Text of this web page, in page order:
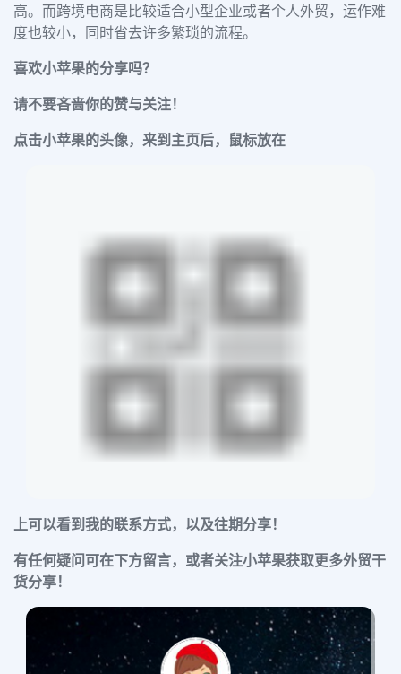
高。而跨境电商是比较适合小型企业或者个人外贸，运作难
度也较小，同时省去许多繁琐的流程。
喜欢小苹果的分享吗？
请不要吝啬你的赞与关注！
点击小苹果的头像，来到主页后，鼠标放在
上可以看到我的联系方式，以及往期分享！
有任何疑问可在下方留言，或者关注小苹果获取更多外贸干
货分享！